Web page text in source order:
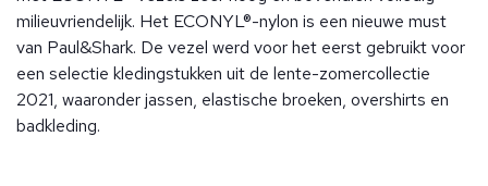
milieuvriendelijk. Het ECONYL®-nylon is een nieuwe must
van Paul&Shark. De vezel werd voor het eerst gebruikt voor
een selectie kledingstukken uit de lente-zomercollectie
2021, waaronder jassen, elastische broeken, overshirts en
badkleding.